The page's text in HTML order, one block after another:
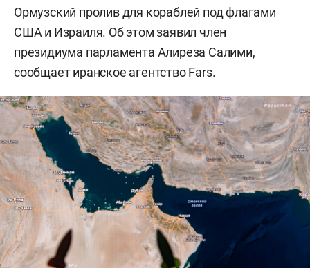
Ормузский пролив для кораблей под флагами
США и Израиля. Об этом заявил член
президиума парламента Алиреза Салими,
сообщает иранское агентствоFars.